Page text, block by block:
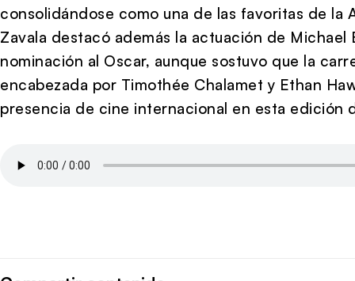
consolidándose como una de las favoritas de la
Zavala destacó además la actuación de Michael
nominación al Oscar, aunque sostuvo que la
encabezada por Timothée Chalamet y Ethan
presencia de cine internacional en esta edición